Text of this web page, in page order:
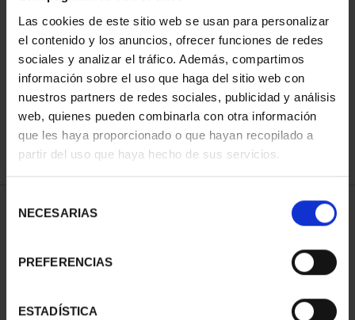
Las cookies de este sitio web se usan para personalizar
el contenido y los anuncios, ofrecer funciones de redes
sociales y analizar el tráfico. Además, compartimos
información sobre el uso que haga del sitio web con
nuestros partners de redes sociales, publicidad y análisis
web, quienes pueden combinarla con otra información
que les haya proporcionado o que hayan recopilado a
partir del uso que haya hecho de sus servicios.
NECESARIAS
PREFERENCIAS
ESTADÍSTICA
ORDENAR POR:
REFINAR
1 Productos encontrados